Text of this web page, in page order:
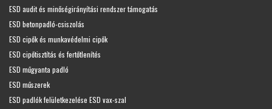
ESD audit és minőségirányítási rendszer támogatás
ESD betonpadló-csiszolás
ESD cipők és munkavédelmi cipők
ESD cipőtisztítás és fertőtlenítés
ESD műgyanta padló
ESD műszerek
ESD padlók felületkezelése ESD vax-szal